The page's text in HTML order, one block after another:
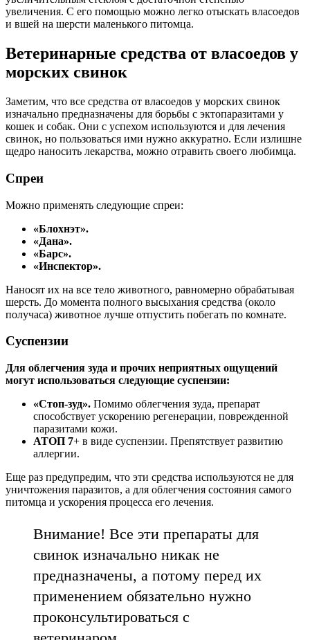
увеличения. С его помощью можно легко отыскать власоедов
и вшей на шерсти маленького питомца.
Ветеринарные средства от власоедов у
морских свинок
Заметим, что все средства от власоедов у морских свинок
изначально предназначены для борьбы с эктопаразитами у
кошек и собак. Они с успехом используются и для лечения
свинок, но пользоваться ими нужно аккуратно. Если излишне
щедро наносить лекарства, можно отравить своего любимца.
Спреи
Можно применять следующие спреи:
«Блохнэт».
«Дана».
«Барс».
«Инспектор».
Наносят их на все тело животного, равномерно обрабатывая
шерсть. До момента полного высыхания средства (около
получаса) животное лучше отпустить побегать по комнате.
Суспензии
Для облегчения зуда и прочих неприятных ощущений
могут использоваться следующие суспензии:
«Стоп-зуд». Помимо облегчения зуда, препарат
способствует ускорению регенерации, поврежденной
паразитами кожи.
АТОП 7+ в виде суспензии. Препятствует развитию
аллергии.
Еще раз предупредим, что эти средства используются не для
уничтожения паразитов, а для облегчения состояния самого
питомца и ускорения процесса его лечения.
Внимание! Все эти препараты для
свинок изначально никак не
предназначены, а потому перед их
применением обязательно нужно
проконсультироваться с